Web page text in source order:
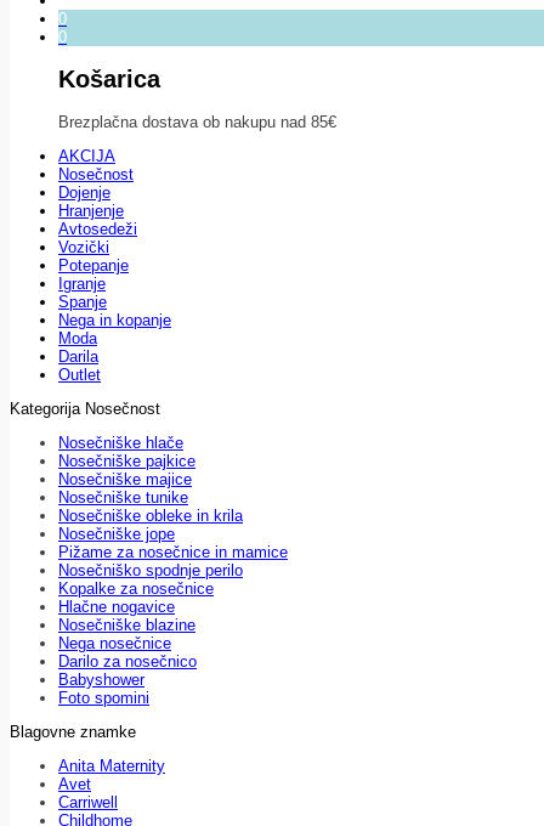
0
0
Košarica
Brezplačna dostava ob nakupu nad 85€
AKCIJA
Nosečnost
Dojenje
Hranjenje
Avtosedeži
Vozički
Potepanje
Igranje
Spanje
Nega in kopanje
Moda
Darila
Outlet
Kategorija Nosečnost
Nosečniške hlače
Nosečniške pajkice
Nosečniške majice
Nosečniške tunike
Nosečniške obleke in krila
Nosečniške jope
Pižame za nosečnice in mamice
Nosečniško spodnje perilo
Kopalke za nosečnice
Hlačne nogavice
Nosečniške blazine
Nega nosečnice
Darilo za nosečnico
Babyshower
Foto spomini
Blagovne znamke
Anita Maternity
Avet
Carriwell
Childhome